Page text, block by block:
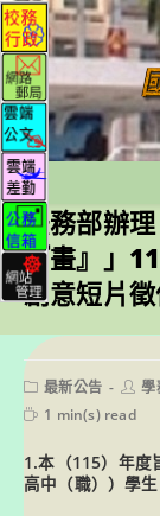
跳
轉
至
主
要
內
容
法務部辦
『畫』」
創意短片
Post
category:
最新公告
Post學
Reading
1 min(s) read
1.本（115）年度
高中（職））學